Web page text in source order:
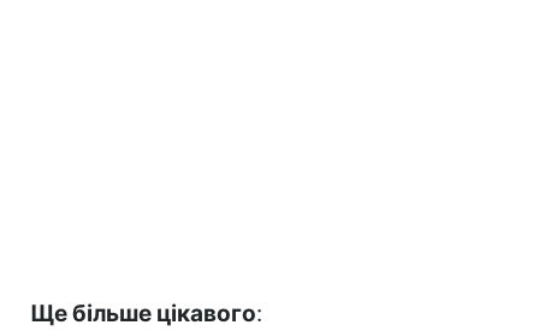
Ще більше цікавого: